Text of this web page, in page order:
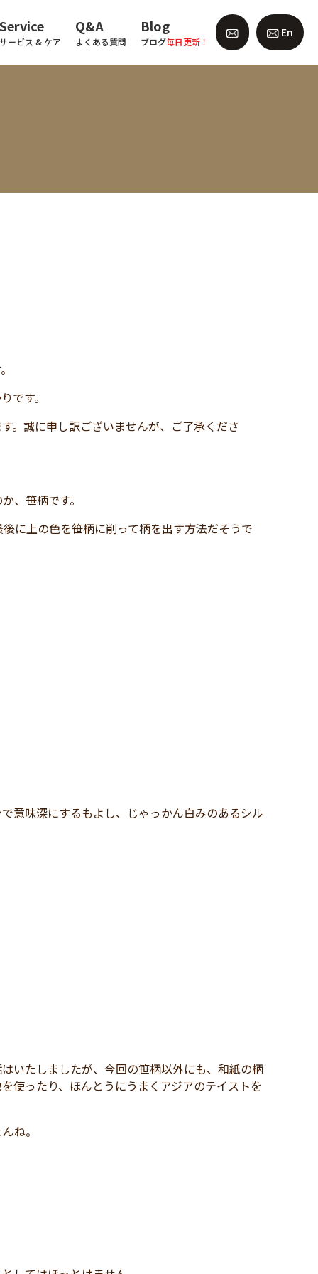
Service
サービス & ケア
Q&A
よくある質問
Blog
ブログ毎日更新！
En
です。
。誠に申し訳ございませんが、ご了承くださ
、笹柄です。
に上の色を笹柄に削って柄を出す方法だそうで
意味深にするもよし、じゃっかん白みのあるシル
いたしましたが、今回の笹柄以外にも、和紙の柄
使ったり、ほんとうにうまくアジアのテイストを
ね。